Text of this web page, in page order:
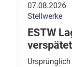
07.08.2026
Stellwerke
ESTW